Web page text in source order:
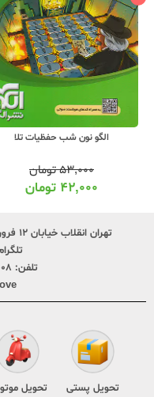
الگو نون شب حفظیات تلا
۵۳,۰۰۰تومان
۴۲,۰۰۰ تومان
تهران انقلاب خیابان ۱۲ فروردین پایین تر از وحید نظری پلاک ۲۴۹
تلفن:
تحویل پستی تحویل